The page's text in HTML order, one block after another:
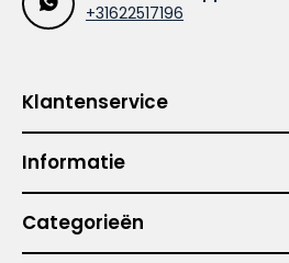
+31622517196
Klantenservice
Informatie
Categorieën